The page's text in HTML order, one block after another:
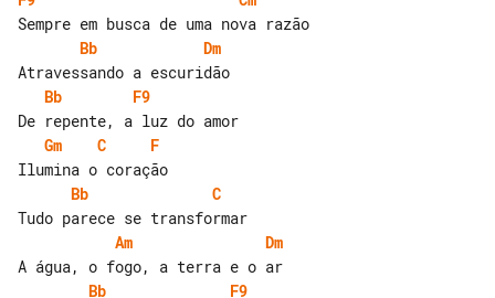
Bb
Dm
Bb
F9
Gm
C
F
Bb
C
Am
Dm
Bb
F9